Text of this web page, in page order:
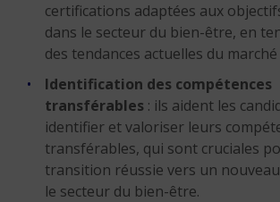
certifications adaptées aux
dans le secteur du bien-être, en
des tendances actuelles du marché
Identification des compétences
transférables : ils aident les
identifier et valoriser leurs
transférables, qui sont cruciales
transition réussie vers un
le secteur du bien-être.